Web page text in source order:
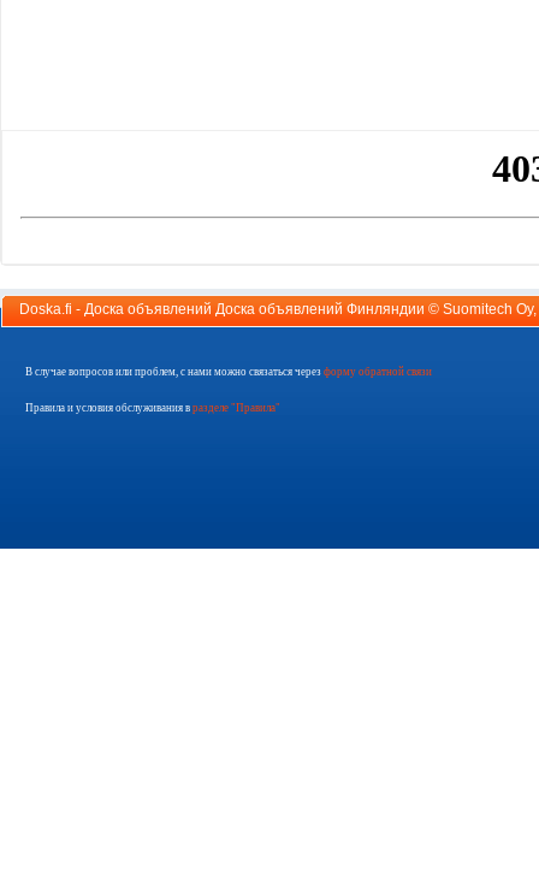
Doska.fi - Доска объявлений Доска объявлений Финляндии © Suomitech Oy
В случае вопросов или проблем, с нами можно связаться через форму обратной связи
Правила и условия обслуживания в разделе "Правила"